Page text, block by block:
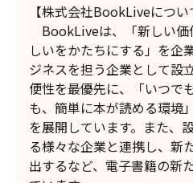
【株式会社BookLiveについ
BookLiveは、「新しい価
しいをかたちにする」を企
ジネスを担う企業として設
便性を最優先に、「いつで
も、簡単に本が読める環境
を展開しています。また、
る様々な企業と連携し、新
出するなど、電子書籍の新